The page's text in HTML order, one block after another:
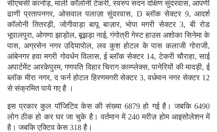
सीएचसी कानोड़, माली कॉलोनी टेकरी, स्वरुप सदन दक्षिण सुंदरवास, आपणी
ढाणी प्रतापनगर, ओसवाल पलाज़ा सुंदरवास, D ब्लॉक सेक्टर 9, आदर्श
कॉलोनी तितरड़ी, जोगीवाड़ा बापू बाज़ार, भोपा मगरी सेक्टर 3, बी रोड
भूपालपुरा, ओगणा झाड़ोल, बूझड़ा नाई, गंगोत्री गेस्ट हाउस अशोका सिनेमा के
पास, अग्रसेन नगर उदियापोल, लव कुश होटल के पास कलाजी गोराजी,
आंबेनगर हवा मगरी गोवर्धन विलास, ई ब्लॉक सेक्टर 14, टेकरी चौराहा, साई
अपार्टमेंट आरकेपुरम, गणपति विहार चिराग काम्प्लेक्स, पानेरियों की मादड़ी, ई
ब्लॉक मीरा नगर, द फर्न होटल हिरणमगरी सेक्टर 3, वर्धमान नगर सेक्टर 12
से संक्रमित पाये गए है ।
इस प्रकार कुल पॉजिटिव केस की संख्या 6879 हो गई है। जबकि 6490
लोग ठीक हो कर घर जा चुके है। वर्तमान में 240 मरीज़ होम आइसोलेशन में
है। जबकि एक्टिव केस 318 है।